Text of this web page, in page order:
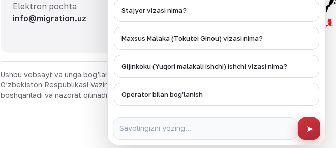
Elektron pochta
info@migration.uz
Qamariniso ko'chasi 1-uy
Ushbu vebsayt va unga bog’langan ijtimoiy tarmoq sahifalaridagi barcha kontentlar
O’zbekiston Respublikasi Vazirlar Mahkamasi huzuridagi Migratsiya agentligi tomonidan
boshqariladi va nazorat qilinadi.
Created by UCT
Stajyor vizasi nima?
Maxsus Malaka (Tokutei Ginou) vizasi nima?
Gijinkoku (Yuqori malakali ishchi) ishchi vizasi nima?
Operator bilan bog'lanish
➤